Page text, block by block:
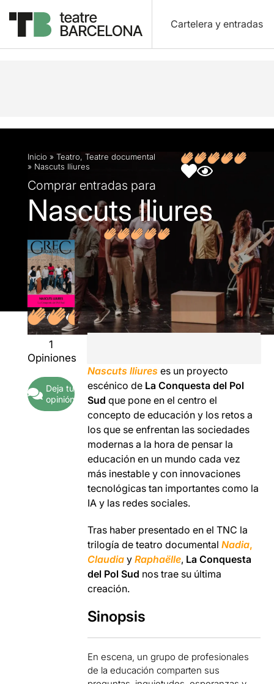
Cartelera y entradas
Descripción Ficha artística Fotos y vídeos
Inicio » Teatro, Teatre documental
» Nascuts lliures
Comprar entradas para
Nascuts lliures
1
Opiniones
Deja tu
opinión
Nascuts lliures es un proyecto
escénico de La Conquesta del Pol
Sud que pone en el centro el
concepto de educación y los retos a
los que se enfrentan las sociedades
modernas a la hora de pensar la
educación en un mundo cada vez
más inestable y con innovaciones
tecnológicas tan importantes como la
IA y las redes sociales.
Tras haber presentado en el TNC la
trilogía de teatro documentalNadia,
Claudia yRaphaëlle, La Conquesta
del Pol Sud nos trae su última
creación.
Sinopsis
En escena, un grupo de profesionales
de la educación comparten sus